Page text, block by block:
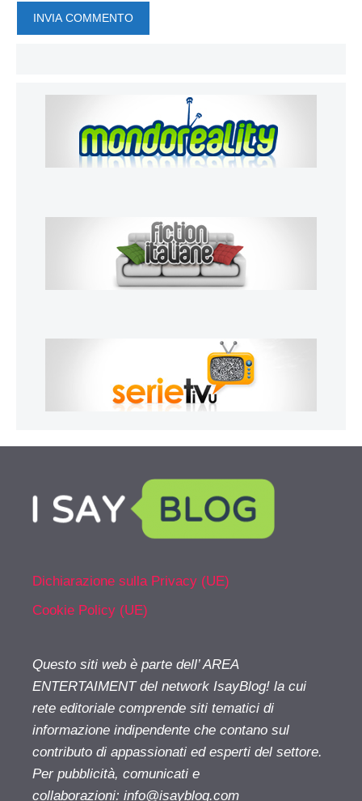
Dichiarazione sulla Privacy (UE)
Cookie Policy (UE)
Questo siti web è parte dell’ AREA
ENTERTAIMENT del network IsayBlog! la cui
rete editoriale comprende siti tematici di
informazione indipendente che contano sul
contributo di appassionati ed esperti del settore.
Per pubblicità, comunicati e
collaborazioni: info@isayblog.com